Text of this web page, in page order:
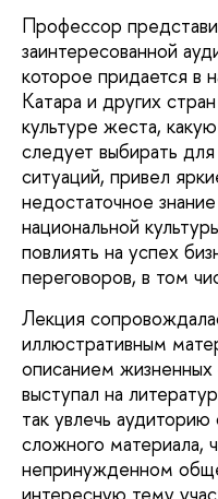
Профессор
заинтересованной
которое придается в
Катара и других
культуре жеста,
следует выбирать
ситуаций, привел
недостаточное
национальной
повлиять на успех
переговоров, в том
Лекция
иллюстративным
описанием
выступал на
так увлечь
сложного материала,
непринужденном